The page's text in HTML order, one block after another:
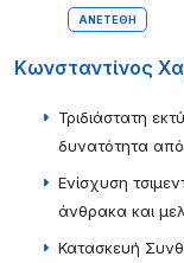
ΑΝΕΤΈΘΗ
Κωνσταντίνος
Τριδιάστατη
δυνατότητα
Ενίσχυση
άνθρακα και
Κατασκευή